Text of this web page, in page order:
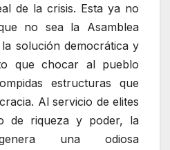
de la crisis. Esta ya no
no sea la Asamblea
solución democrática y
que chocar al pueblo
estructuras que
Al servicio de elites
de riqueza y poder, la
genera una odiosa